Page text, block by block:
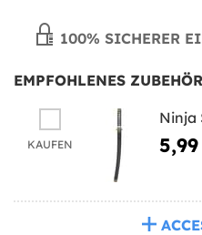
100% SICHERER
EMPFOHLENES
KAUFEN
Ninja